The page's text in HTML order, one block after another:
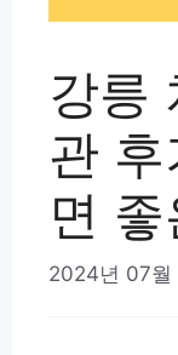
강릉
관
면
2024년 07월